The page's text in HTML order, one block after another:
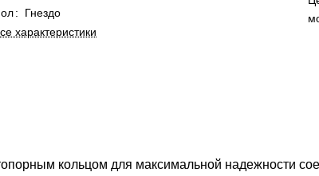
:
Гнездо
характеристики
кольцом для максимальной надежности